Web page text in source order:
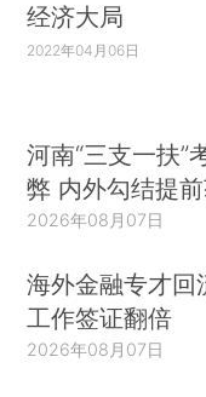
经济大局
2022年04月06日
河南“三支一扶”
弊 内外勾结提
2026年08月07日
海外金融专才回
工作签证翻倍
2026年08月07日